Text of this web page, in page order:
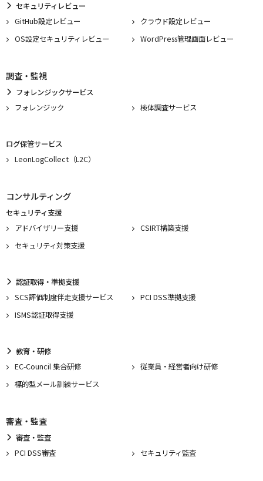
セキュリティレビュー
GitHub設定レビュー
クラウド設定レビュー
OS設定セキュリティレビュー
WordPress管理画面レビュー
調査・監視
フォレンジックサービス
フォレンジック
検体調査サービス
ログ保管サービス
LeonLogCollect（L2C）
コンサルティング
セキュリティ支援
アドバイザリー支援
CSIRT構築支援
セキュリティ対策支援
認証取得・準拠支援
SCS評価制度伴走支援サービス
PCI DSS準拠支援
ISMS認証取得支援
教育・研修
EC-Council 集合研修
従業員・経営者向け研修
標的型メール訓練サービス
審査・監査
審査・監査
PCI DSS審査
セキュリティ監査